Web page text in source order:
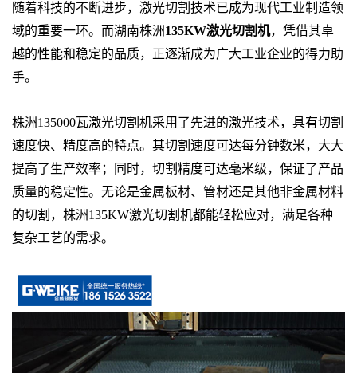
随着科技的不断进步，激光切割技术已成为现代工业制造领
域的重要一环。而湖南株洲135KW激光切割机，凭借其卓
越的性能和稳定的品质，正逐渐成为广大工业企业的得力助
手。
株洲135000瓦激光切割机采用了先进的激光技术，具有切割
速度快、精度高的特点。其切割速度可达每分钟数米，大大
提高了生产效率；同时，切割精度可达毫米级，保证了产品
质量的稳定性。无论是金属板材、管材还是其他非金属材料
的切割，株洲135KW激光切割机都能轻松应对，满足各种
复杂工艺的需求。